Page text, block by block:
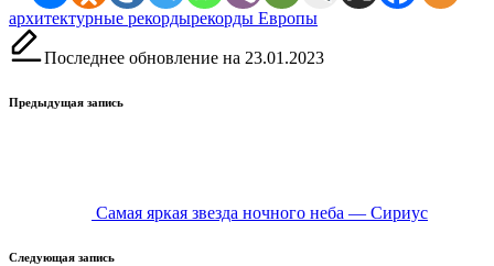
Метки:
архитектурные рекордырекорды Европы
Последнее обновление на 23.01.2023
Навигация
Предыдущая запись
Самая яркая звезда ночного неба — Сириус
Следующая запись